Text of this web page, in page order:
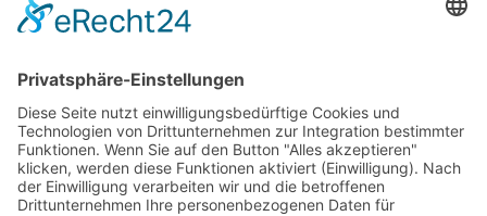
D-76227 Karlsruhe
info@fuhrmann-leadership.de
Berater
Geschäftsführung